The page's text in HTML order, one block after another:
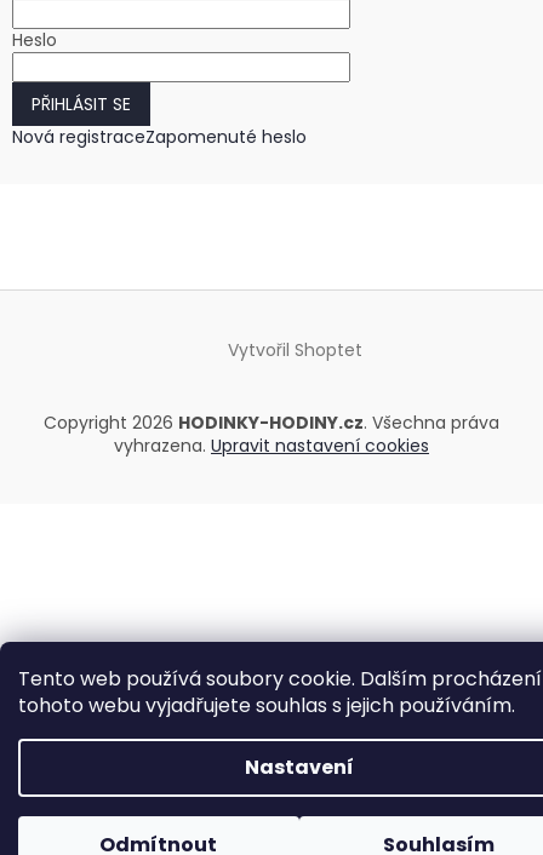
Tento web používá soubory cookie. Dalším
tohoto webu vyjadřujete souhlas s jejich používáním.
Nastavení
Odmítnout Souhlasím
Heslo
PŘIHLÁSIT SE
Nová registraceZapomenuté heslo
Vytvořil Shoptet
Copyright 2026 HODINKY-HODINY.cz. Všechna práva
vyhrazena. Upravit nastavení cookies